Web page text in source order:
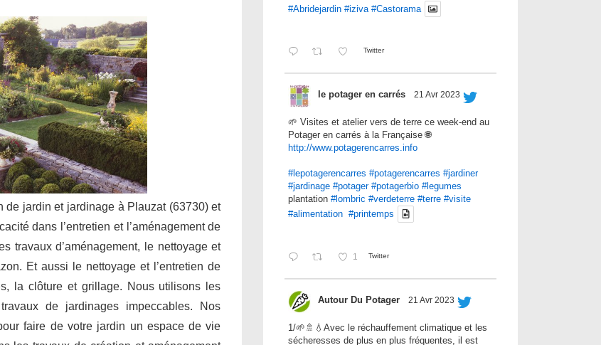
de jardin et jardinage à Plauzat (63730) et
dans l’entretien et l’aménagement de
travaux d’aménagement, le nettoyage et
Et aussi le nettoyage et l’entretien de
la clôture et grillage. Nous utilisons les
de jardinages impeccables. Nos
faire de votre jardin un espace de vie
#Abridejardin #iziva #Castorama
Twitter
le potager en carrés 21 Avr 2023
🌱 Visites et atelier vers de terre ce week-end au
Potager en carrés à la Française 🌐
http://www.potagerencarres.info
#lepotagerencarres #potagerencarres #jardiner
#jardinage #potager #potagerbio #legumes
plantation#lombric #verdeterre #terre #visite
#alimentation #printemps
1 Twitter
Autour Du Potager 21 Avr 2023
1/🌱🚿💧Avec le réchauffement climatique et les
sécheresses de plus en plus fréquentes, il est